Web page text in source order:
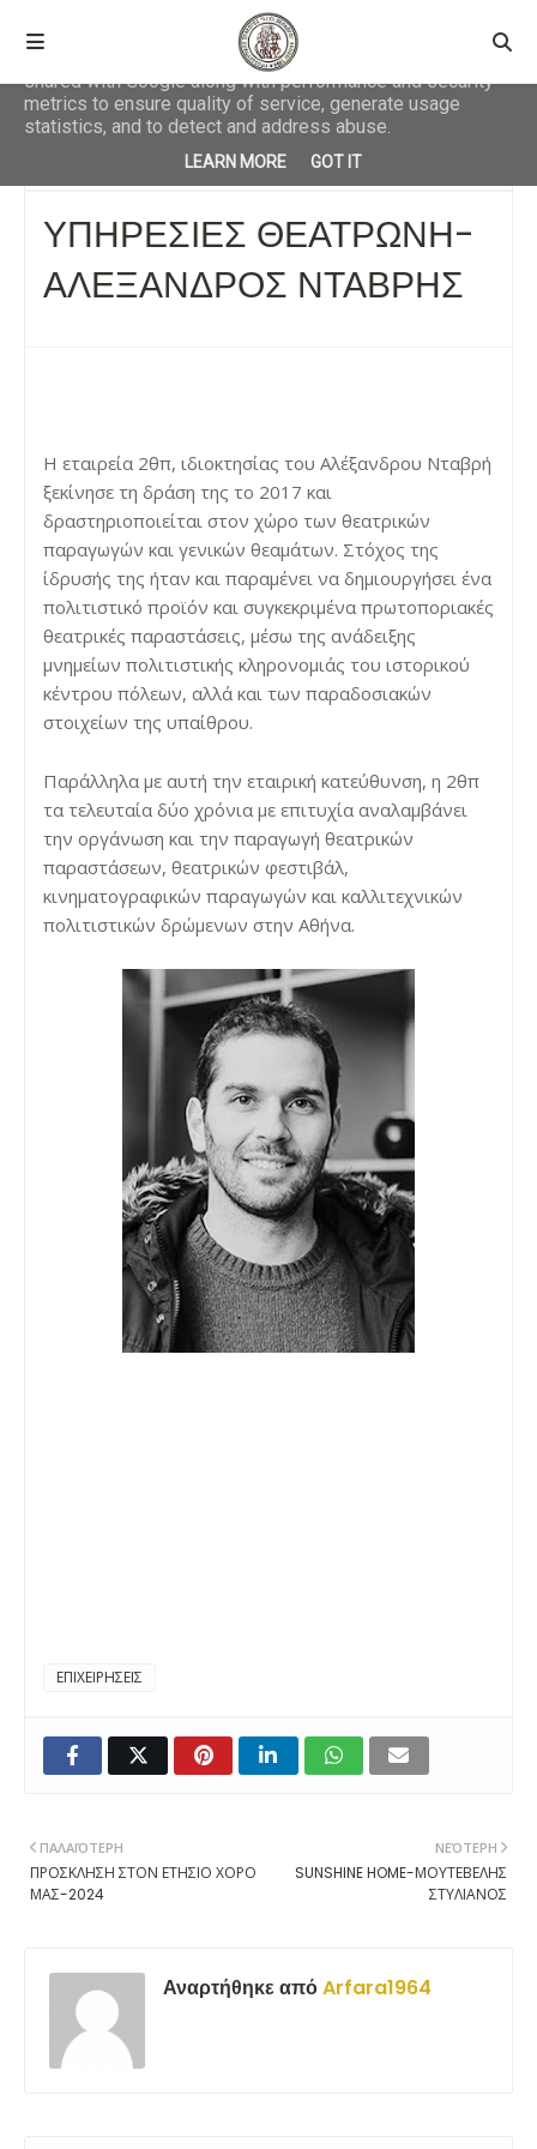
ΑΛΕΞΑΝΔΡΟΣ ΝΤΑΒΡΗΣ
ΥΠΗΡΕΣΙΕΣ ΘΕΑΤΡΩΝΗ-
ΑΛΕΞΑΝΔΡΟΣ ΝΤΑΒΡΗΣ
Η εταιρεία 2θπ, ιδιοκτησίας του Αλέξανδρου Νταβρή
ξεκίνησε τη δράση της το 2017 και
δραστηριοποιείται στον χώρο των θεατρικών
παραγωγών και γενικών θεαμάτων. Στόχος της
ίδρυσής της ήταν και παραμένει να δημιουργήσει ένα
πολιτιστικό προϊόν και συγκεκριμένα πρωτοποριακές
θεατρικές παραστάσεις, μέσω της ανάδειξης
μνημείων πολιτιστικής κληρονομιάς του ιστορικού
κέντρου πόλεων, αλλά και των παραδοσιακών
στοιχείων της υπαίθρου.
Παράλληλα με αυτή την εταιρική κατεύθυνση, η 2θπ
τα τελευταία δύο χρόνια με επιτυχία αναλαμβάνει
την οργάνωση και την παραγωγή θεατρικών
παραστάσεων, θεατρικών φεστιβάλ,
κινηματογραφικών παραγωγών και καλλιτεχνικών
πολιτιστικών δρώμενων στην Αθήνα.
ΕΠΙΧΕΙΡΗΣΕΙΣ
ΝΕΌΤΕΡΗ
SUNSHINE HOME-ΜΟΥΤΕΒΕΛΗΣ
ΣΤΥΛΙΑΝΟΣ
ΠΑΛΑΙΌΤΕΡΗ
ΠΡΟΣΚΛΗΣΗ ΣΤΟΝ ΕΤΗΣΙΟ ΧΟΡΟ
ΜΑΣ-2024
Αναρτήθηκε απόArfara1964
This site uses cookies from Google to deliver its services
and to analyze traffic. Your IP address and user-agent are
shared with Google along with performance and security
metrics to ensure quality of service, generate usage
statistics, and to detect and address abuse.
LEARN MORE GOT IT